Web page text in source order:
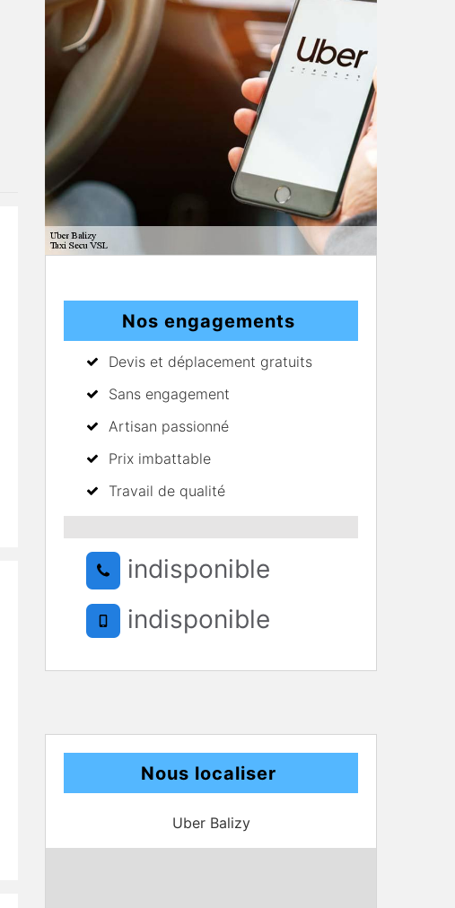
Nos engagements
Devis et déplacement gratuits
Sans engagement
Artisan passionné
Prix imbattable
Travail de qualité
indisponible
indisponible
Nous localiser
Uber Balizy